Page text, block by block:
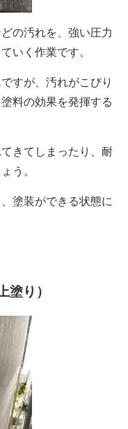
の汚れを、強い圧力
いく作業です。
すが、汚れがこびり
料の効果を発揮する
きてしまったり、耐
う。
塗装ができる状態に
塗り）